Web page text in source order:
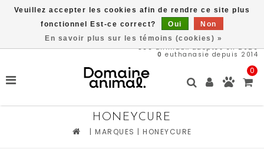
566animaux adoptés en 2026
0 euthanasie depuis 2014
0
HONEYCURE
| MARQUES | HONEYCURE
Veuillez accepter les cookies afin de rendre ce site plus
fonctionnel Est-ce correct?
Oui
Non
En savoir plus sur les témoins (cookies) »
Livraison gratuite à partir de 89$*